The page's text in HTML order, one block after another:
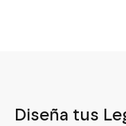
Diseña tus